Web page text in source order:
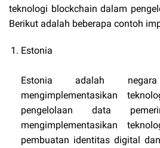
teknologi blockchain dalam
Berikut adalah beberapa contoh
Estonia
Estonia adalah
mengimplementasikan
pengelolaan data
mengimplementasikan
pembuatan identitas digital